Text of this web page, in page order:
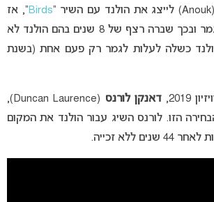
(Anouk) לייצג את הולנד עם השיר “ Birds“, אז
זכתה במקום ה- 8 בגמר ובכך שברה רצף של 8 שנים בהם הולנד לא
כשלה לעלות לגמר רק פעם אחת (בשנת
דאנקן לורנס
(Duncan Laurence),
הזו. לורנס השיג עבור הולנד את המקום